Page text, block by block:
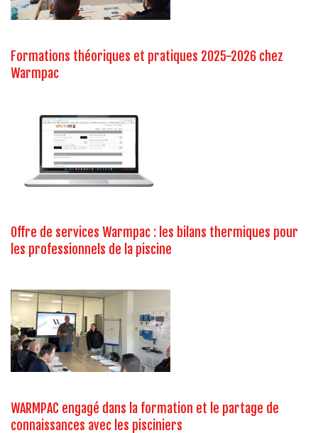
Formations théoriques et pratiques 2025-2026 chez
Warmpac
Offre de services Warmpac : les bilans thermiques pour
les professionnels de la piscine
WARMPAC engagé dans la formation et le partage de
connaissances avec les pisciniers